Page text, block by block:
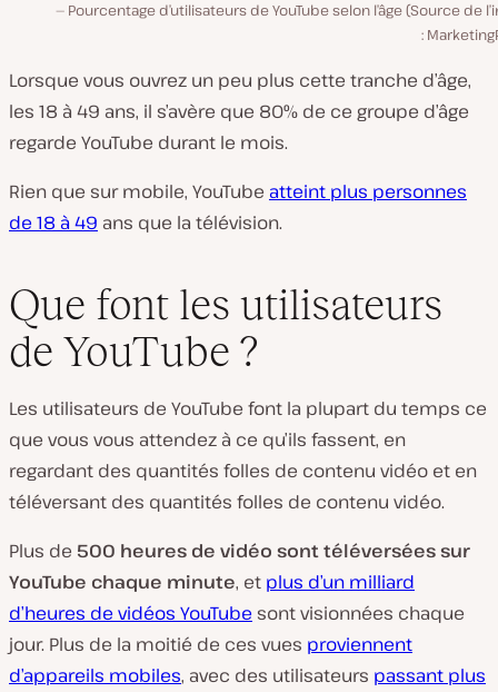
Pourcentage d’utilisateurs de YouTube selon l’âge (Source de
:
Lorsque vous ouvrez un peu plus cette tranche d’âge,
les 18 à 49 ans, il s’avère que 80% de ce groupe d’âge
regarde YouTube durant le mois.
Rien que sur mobile, YouTube atteint plus personnes
de 18 à 49 ans que la télévision.
Que font les utilisateurs
de YouTube ?
Les utilisateurs de YouTube font la plupart du temps ce
que vous vous attendez à ce qu’ils fassent, en
regardant des quantités folles de contenu vidéo et en
téléversant des quantités folles de contenu vidéo.
Plus de 500 heures de vidéo sont téléversées sur
YouTube chaque minute, et plus d’un milliard
d’heures de vidéos YouTube sont visionnées chaque
jour. Plus de la moitié de ces vues proviennent
d’appareils mobiles, avec des utilisateurs passant plus